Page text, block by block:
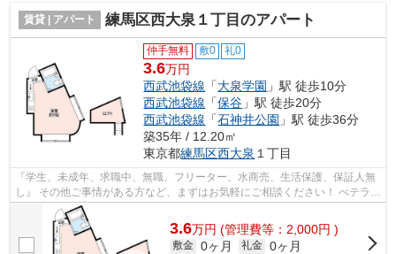
賃貸 | アパート 練馬区西大泉１丁目のアパート
仲手無料 敷0 礼0
3.6万円
西武池袋線 「大泉学園 」駅 徒歩10分
西武池袋線 「保谷 」駅 徒歩20分
西武池袋線 「石神井公園 」駅 徒歩36分
築35年 / 12.20㎡
東京都練馬区西大泉 １丁目
『学生、未成年、求職中、無職、フリーター、水商売、生活保護、保証人無
し』 その他ご事情がある方など、まずはお気軽にご相談ください！ べテラン
スタッフが対応致しますのでご希望...
3.6万円 (管理費等：2,000円 )
敷金 0ヶ月 礼金 0ヶ月